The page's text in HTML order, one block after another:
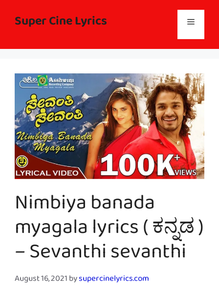
contentSuper Cine Lyrics Menu
Nimbiya banada
myagala lyrics ( ಕನ್ನಡ )
– Sevanthi sevanthi
August 16, 2021bysupercinelyrics.com